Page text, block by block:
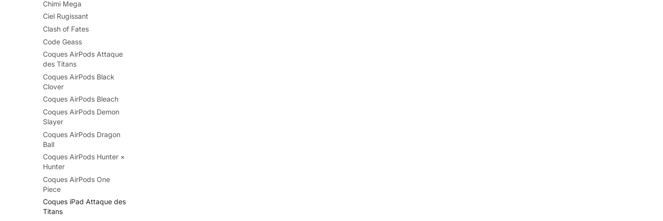
Chimi Mega
Ciel Rugissant
Clash of Fates
Code Geass
Coques AirPods Attaque
des Titans
Coques AirPods Black
Clover
Coques AirPods Bleach
Coques AirPods Demon
Slayer
Coques AirPods Dragon
Ball
Coques AirPods Hunter ×
Hunter
Coques AirPods One
Piece
Coques iPad Attaque des
Titans